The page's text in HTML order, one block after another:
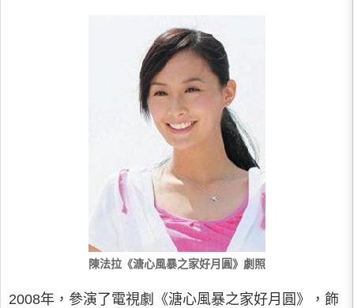
陳法拉《溏心風暴之家好月圓》劇照
2008年，參演了電視劇《溏心風暴之家好月圓》，飾